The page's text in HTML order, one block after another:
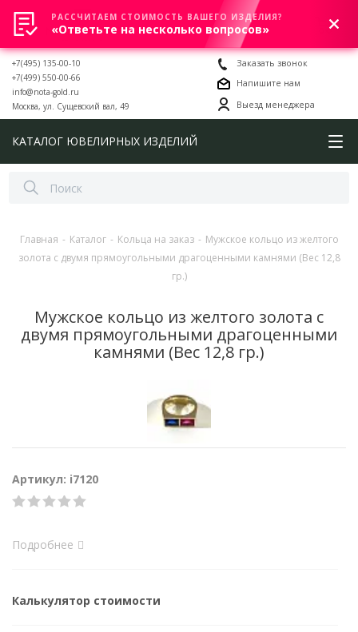
0
+7(495) 135-00-10
+7(499) 550-00-66
info@nota-gold.ru
Москва, ул. Сущевский вал, 49
Заказать звонок
Напишите нам
Выезд менеджера
КАТАЛОГ ЮВЕЛИРНЫХ ИЗДЕЛИЙ
Главная - Каталог - Кольца на заказ - Мужское кольцо из желтого
золота с двумя прямоугольными драгоценными камнями (Вес 12,8
гр.)
Мужское кольцо из желтого золота с
двумя прямоугольными драгоценными
камнями (Вес 12,8 гр.)
Артикул: i7120
Подробнее
Калькулятор стоимости
РАССЧИТАЕМ СТОИМОСТЬ ВАШЕГО ИЗДЕЛИЯ?
«Ответьте на несколько вопросов»